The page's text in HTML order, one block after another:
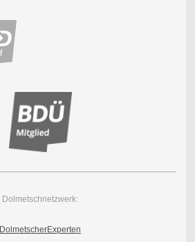
Dolmetschnetzwerk:
DolmetscherExperten